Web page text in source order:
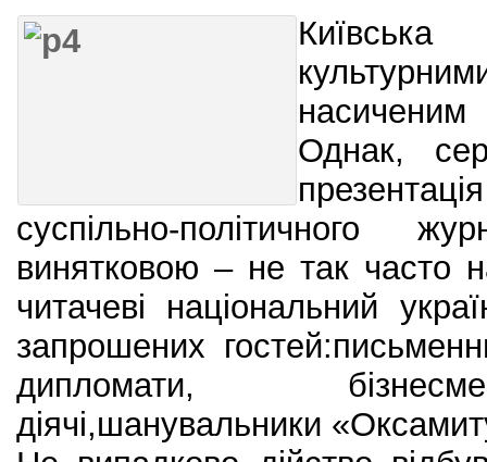
Однак,
суспільно-політичного
винятковою – не так часто
читачеві національний
запрошених
дипломати,
діячі,шанувальники